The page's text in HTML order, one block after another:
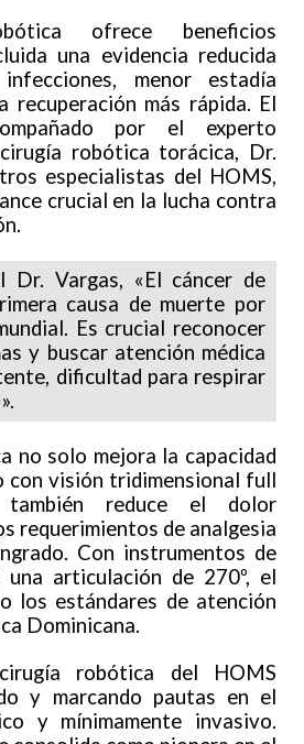
ofrece beneficios
una evidencia reducida
menor estadía
recuperación más rápida. El
por el experto
robótica torácica, Dr.
especialistas del HOMS,
crucial en la lucha contra
Dr. Vargas, «El cáncer de
causa de muerte por
Es crucial reconocer
y buscar atención médica
dificultad para respirar
no solo mejora la capacidad
con visión tridimensional full
reduce el dolor
requerimientos de analgesia
Con instrumentos de
articulación de 270º, el
los estándares de atención
Dominicana.
robótica del HOMS
y marcando pautas en el
y mínimamente invasivo.